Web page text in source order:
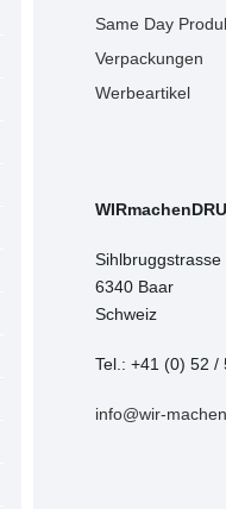
Same Day
Verpackungen
Werbeartikel
Sihlbruggstrasse
6340 Baar
Schweiz
Tel.: +41 (0) 52 /
info@wir-